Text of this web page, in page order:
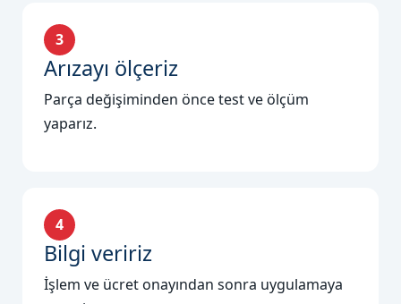
3
Arızayı ölçeriz
Parça değişiminden önce test ve ölçüm
yaparız.
4
Bilgi veririz
İşlem ve ücret onayından sonra uygulamaya